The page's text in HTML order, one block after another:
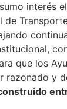
interés
de
que los
razonado y